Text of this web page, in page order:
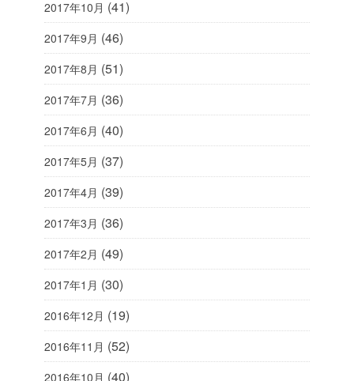
2017年10月 (41)
2017年9月 (46)
2017年8月 (51)
2017年7月 (36)
2017年6月 (40)
2017年5月 (37)
2017年4月 (39)
2017年3月 (36)
2017年2月 (49)
2017年1月 (30)
2016年12月 (19)
2016年11月 (52)
2016年10月 (40)